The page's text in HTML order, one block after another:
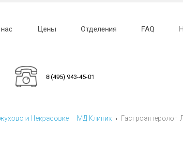
Цены Отделения FAQ
8 (495) 943-45-01
и Некрасовке — МД Клиник